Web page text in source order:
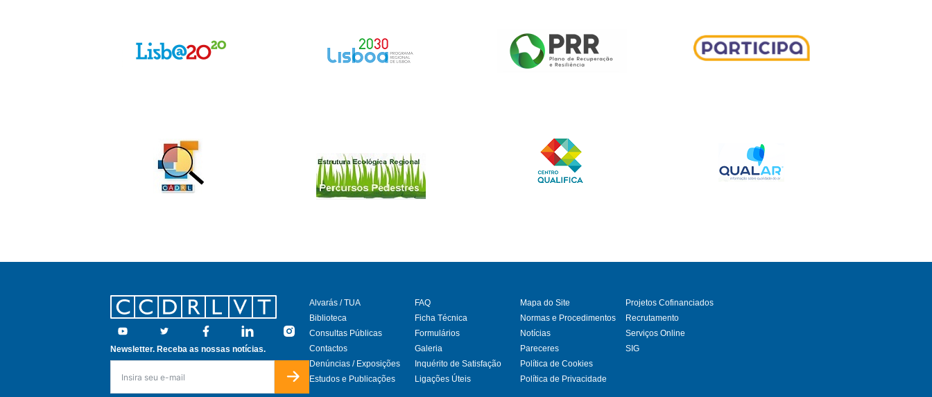
Footer
Youtube Twitter Facebook Linkedin
Instagram
Newsletter. Receba as nossas notícias.
Alvarás / TUA
Biblioteca
Consultas Públicas
Contactos
Denúncias / Exposições
Estudos e Publicações
FAQ
Ficha Técnica
Formulários
Galeria
Inquérito de Satisfação
Ligações Úteis
Mapa do Site
Normas e Procedimentos
Notícias
Pareceres
Política de Cookies
Política de Privacidade
Projetos Cofinanciados
Recrutamento
Serviços Online
SIG